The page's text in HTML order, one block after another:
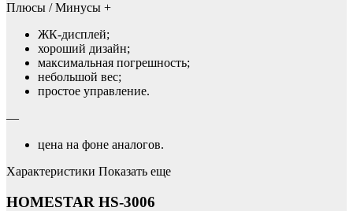
Плюсы / Минусы +
ЖК-дисплей;
хороший дизайн;
максимальная погрешность;
небольшой вес;
простое управление.
—
цена на фоне аналогов.
Характеристики Показать еще
HOMESTAR HS-3006